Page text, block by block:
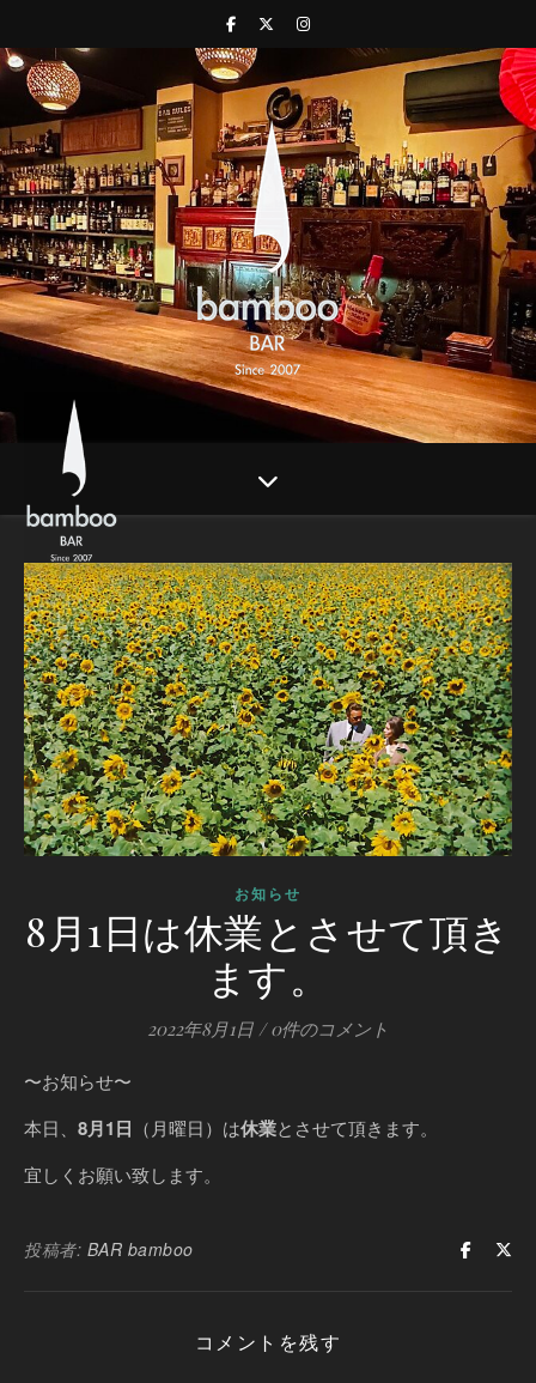
お知らせ
8月1日は休業とさせて頂き
ます。
2022年8月1日 / 0件のコメント
〜お知らせ〜
本日、 8月1日 （月曜日）は休業とさせて頂きます。
宜しくお願い致します。
投稿者: BAR bamboo
コメントを残す